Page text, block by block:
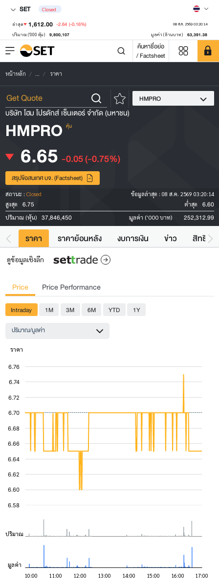
SET Closed
ล่าสุด 1,612.00 -2.64 (-0.16%) 08 ส.ค. 2569 03:20:14
ปริมาณ ('000 หุ้น) 9,800,107 มูลค่า (ล้านบาท) 63,391.38
ค้นหาชื่อย่อ
/ Factsheet
หน้าหลัก ... ราคา
HMPRO
บริษัท โฮม โปรดักส์ เซ็นเตอร์ จำกัด (มหาชน)
HMPRO หุ้น
6.65 -0.05(-0.75%)
สรุปข้อสนเทศ บจ. (Factsheet)
สถานะ : Closed ข้อมูลล่าสุด : 08 ส.ค. 2569 03:20:14
สูงสุด
6.75 ต่ำสุด 6.60
ปริมาณ (หุ้น) 37,846,450 มูลค่า ('000 บาท) 252,312.99
ราคา ราคาย้อนหลัง งบการเงิน ข่าว สิทธิปร
ดูข้อมูลเชิงลึก
Price Price Performance
Intraday 1M 3M 6M YTD
1Y
ปริมาณ/มูลค่า